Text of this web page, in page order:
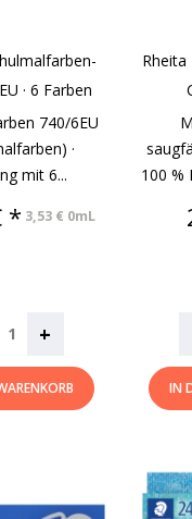
· 6 Farben
740/6EU
·
mit 6...
* 3,53 € 0mL
+
Rheita
100 %
IN